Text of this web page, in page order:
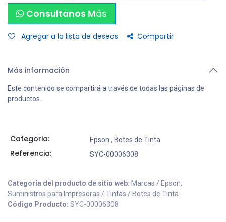
Consultanos Más
Agregar a la lista de deseos Compartir
Más información
Este contenido se compartirá a través de todas las páginas de
productos.
Categoria: Epson , Botes de Tinta
Referencia: SYC-00006308
Categoría del producto de sitio web: Marcas / Epson,
Suministros para Impresoras / Tintas / Botes de Tinta
Código Producto: SYC-00006308